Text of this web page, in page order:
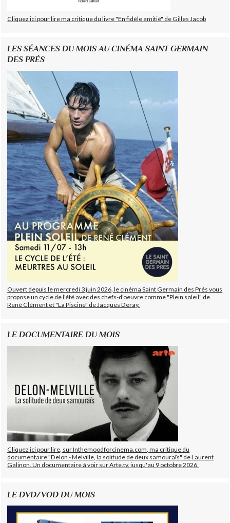
Cliquez ici pour lire ma critique du livre "En fidèle amitié" de Gilles Jacob
LES SÉANCES DU MOIS AU CINÉMA SAINT GERMAIN
DES PRÉS
Ouvert depuis le mercredi 3 juin 2026, le cinéma Saint Germain des Prés vous
propose un cycle de l'été avec des chefs-d'oeuvre comme "Plein soleil" de
René Clément et "La Piscine" de Jacques Deray.
LE DOCUMENTAIRE DU MOIS
Cliquez ici pour lire, sur Inthemoodforcinema.com, ma critique du
documentaire "Delon - Melville, la solitude de deux samouraïs" de Laurent
Galinon. Un documentaire à voir sur Arte.tv, jusqu'au 9 octobre 2026.
LE DVD/VOD DU MOIS